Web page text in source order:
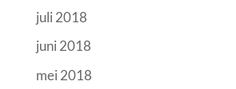
juli 2018
juni 2018
mei 2018